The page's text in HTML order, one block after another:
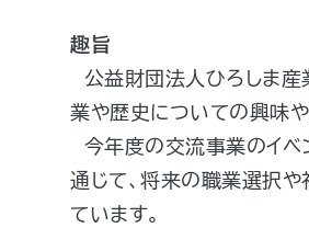
趣旨
公益財団法人ひろしま産
業や歴史についての興味
今年度の交流事業のイベ
通じて、将来の職業選択
ています。